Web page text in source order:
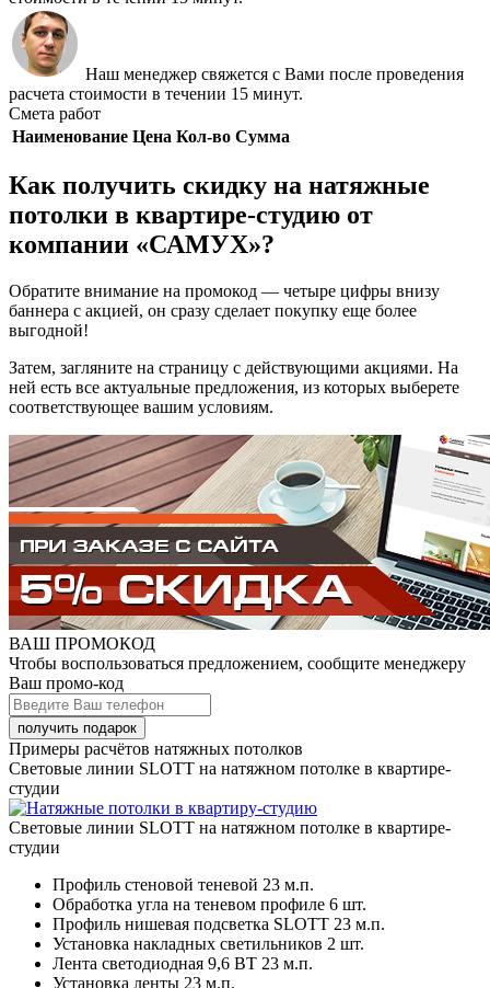
Наш менеджер свяжется с Вами после проведения
расчета стоимости в течении 15 минут.
Смета работ
Наименование Цена Кол-во Сумма
Как получить скидку на натяжные
потолки в квартирe-студию от
компании «САМУХ»?
Обратите внимание на промокод — четыре цифры внизу
баннера с акцией, он сразу сделает покупку еще более
выгодной!
Затем, загляните на страницу с действующими акциями. На
ней есть все актуальные предложения, из которых выберете
соответствующее вашим условиям.
ВАШ ПРОМОКОД
Чтобы воспользоваться предложением, сообщите менеджеру
Ваш промо-код
Примеры расчётов натяжных потолков
Световые линии SLOTT на натяжном потолке в квартире-
студии
Световые линии SLOTT на натяжном потолке в квартире-
студии
Профиль стеновой теневой 23 м.п.
Обработка угла на теневом профиле 6 шт.
Профиль нишевая подсветка SLOTT 23 м.п.
Установка накладных светильников 2 шт.
Лента светодиодная 9,6 ВТ 23 м.п.
Установка ленты 23 м.п.